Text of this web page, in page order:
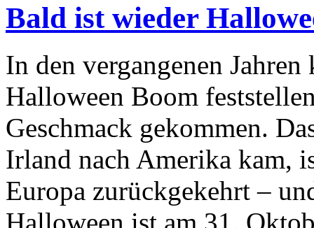
Bald ist wieder
In den vergangenen
Halloween Boom
Geschmack gekommen.
Irland nach Amerika kam,
Europa zurückgekehrt –
Halloween ist am 31.